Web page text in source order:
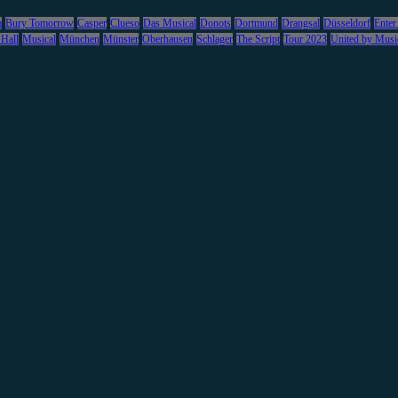
Bury Tomorrow Casper Clueso Das Musical Donots Dortmund Drangsal Düsseldorf
Musical München Münster Oberhausen Schlager The Script Tour 2023 United by